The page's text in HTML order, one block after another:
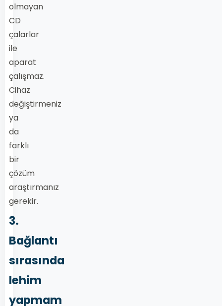
olmayan
CD
çalarlar
ile
aparat
çalışmaz.
Cihaz
değiştirmeniz
ya
da
farklı
bir
çözüm
araştırmanız
gerekir.
3.
Bağlantı
sırasında
lehim
yapmam